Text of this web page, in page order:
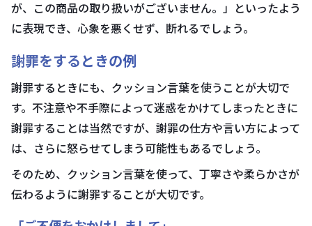
が、この商品の取り扱いがございません。」といったよう
に表現でき、心象を悪くせず、断れるでしょう。
謝罪をするときの例
謝罪するときにも、クッション言葉を使うことが大切で
す。不注意や不手際によって迷惑をかけてしまったときに
謝罪することは当然ですが、謝罪の仕方や言い方によって
は、さらに怒らせてしまう可能性もあるでしょう。
そのため、クッション言葉を使って、丁寧さや柔らかさが
伝わるように謝罪することが大切です。